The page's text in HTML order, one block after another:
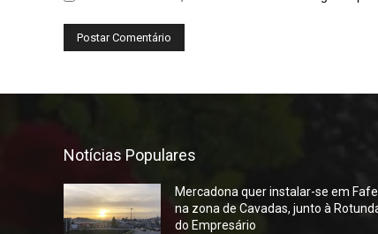
Notícias Populares
Mercadona quer instalar-se em Fafe
na zona de Cavadas, junto à
do Empresário